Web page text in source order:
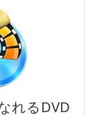
れるDVD